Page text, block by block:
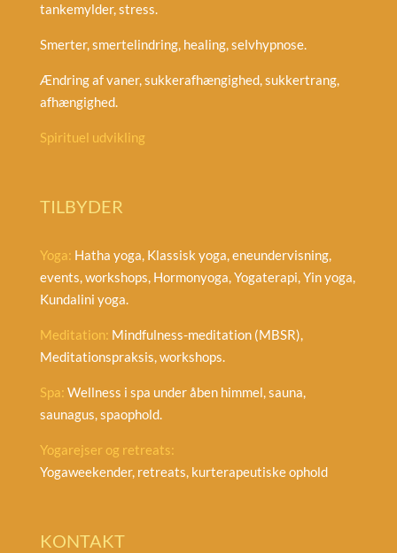
tankemylder, stress.
Smerter, smertelindring, healing, selvhypnose.
Ændring af vaner, sukkerafhængighed, sukkertrang,
afhængighed.
Spirituel udvikling
TILBYDER
Yoga: Hatha yoga, Klassisk yoga, eneundervisning,
events, workshops, Hormonyoga, Yogaterapi, Yin yoga,
Kundalini yoga.
Meditation: Mindfulness-meditation (MBSR),
Meditationspraksis, workshops.
Spa: Wellness i spa under åben himmel, sauna,
saunagus, spaophold.
Yogarejser og retreats:
Yogaweekender, retreats, kurterapeutiske ophold
KONTAKT